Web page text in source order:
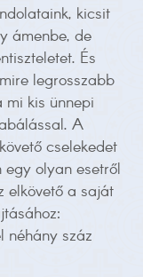
kicsit
ámenbe, de
És
legrosszabb
kis ünnepi
A
cselekedet
egy olyan esetről
elkövető a saját
néhány száz